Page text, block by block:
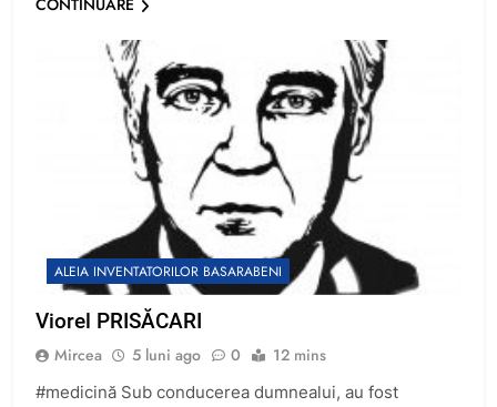
ALEIA INVENTATORILOR BASARABENI
Viorel PRISĂCARI
Mircea 5 luni ago 0 12 mins
#medicină Sub conducerea dumnealui, au fost